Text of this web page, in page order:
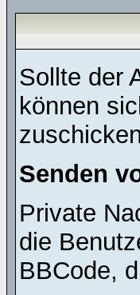
Sollte der
können
Senden
Private
die
BBCode,